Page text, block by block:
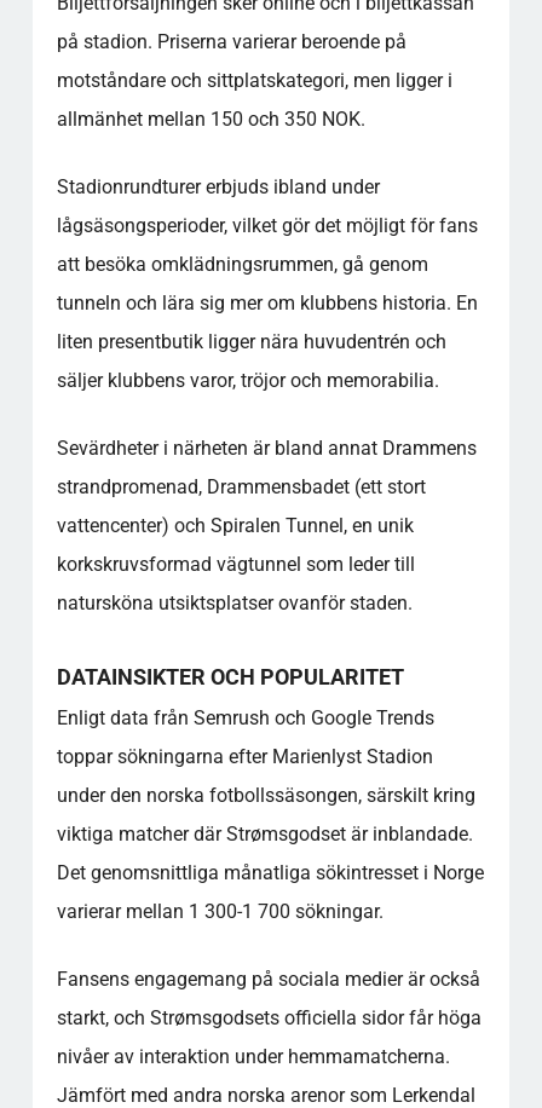
på stadion. Priserna varierar beroende på
motståndare och sittplatskategori, men ligger i
allmänhet mellan 150 och 350 NOK.
Stadionrundturer erbjuds ibland under
lågsäsongsperioder, vilket gör det möjligt för fans
att besöka omklädningsrummen, gå genom
tunneln och lära sig mer om klubbens historia. En
liten presentbutik ligger nära huvudentrén och
säljer klubbens varor, tröjor och memorabilia.
Sevärdheter i närheten är bland annat Drammens
strandpromenad, Drammensbadet (ett stort
vattencenter) och Spiralen Tunnel, en unik
korkskruvsformad vägtunnel som leder till
natursköna utsiktsplatser ovanför staden.
DATAINSIKTER OCH POPULARITET
Enligt data från Semrush och Google Trends
toppar sökningarna efter Marienlyst Stadion
under den norska fotbollssäsongen, särskilt kring
viktiga matcher där Strømsgodset är inblandade.
Det genomsnittliga månatliga sökintresset i Norge
varierar mellan 1 300-1 700 sökningar.
Fansens engagemang på sociala medier är också
starkt, och Strømsgodsets officiella sidor får höga
nivåer av interaktion under hemmamatcherna.
Jämfört med andra norska arenor som Lerkendal